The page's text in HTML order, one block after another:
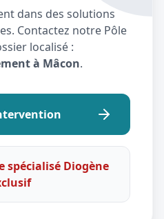
dans des solutions
Contactez notre Pôle
localisé :
à Mâcon.
spécialisé Diogène